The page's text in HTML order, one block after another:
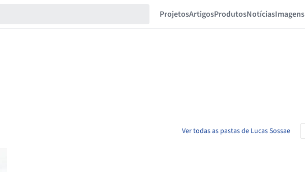
ProjetosArtigosProdutosNotíciasImagens
Ver todas as pastas de Lucas Sossae